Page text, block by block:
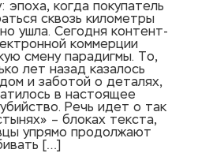
эпоха, когда покупатель
сквозь километры
ушла. Сегодня контент-
коммерции
смену парадигмы. То,
лет назад казалось
и заботой о деталях,
в настоящее
Речь идет о так
– блоках текста,
упрямо продолжают
[…]